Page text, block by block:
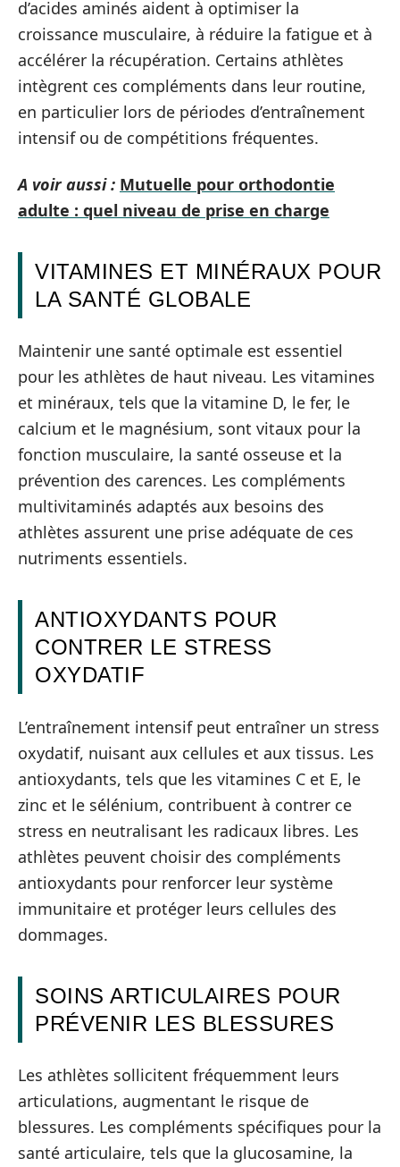
d’acides aminés aident à optimiser la
croissance musculaire, à réduire la fatigue et à
accélérer la récupération. Certains athlètes
intègrent ces compléments dans leur routine,
en particulier lors de périodes d’entraînement
intensif ou de compétitions fréquentes.
A voir aussi : Mutuelle pour orthodontie
adulte : quel niveau de prise en charge
VITAMINES ET MINÉRAUX POUR
LA SANTÉ GLOBALE
Maintenir une santé optimale est essentiel
pour les athlètes de haut niveau. Les vitamines
et minéraux, tels que la vitamine D, le fer, le
calcium et le magnésium, sont vitaux pour la
fonction musculaire, la santé osseuse et la
prévention des carences. Les compléments
multivitaminés adaptés aux besoins des
athlètes assurent une prise adéquate de ces
nutriments essentiels.
ANTIOXYDANTS POUR
CONTRER LE STRESS
OXYDATIF
L’entraînement intensif peut entraîner un stress
oxydatif, nuisant aux cellules et aux tissus. Les
antioxydants, tels que les vitamines C et E, le
zinc et le sélénium, contribuent à contrer ce
stress en neutralisant les radicaux libres. Les
athlètes peuvent choisir des compléments
antioxydants pour renforcer leur système
immunitaire et protéger leurs cellules des
dommages.
SOINS ARTICULAIRES POUR
PRÉVENIR LES BLESSURES
Les athlètes sollicitent fréquemment leurs
articulations, augmentant le risque de
blessures. Les compléments spécifiques pour la
santé articulaire, tels que la glucosamine, la